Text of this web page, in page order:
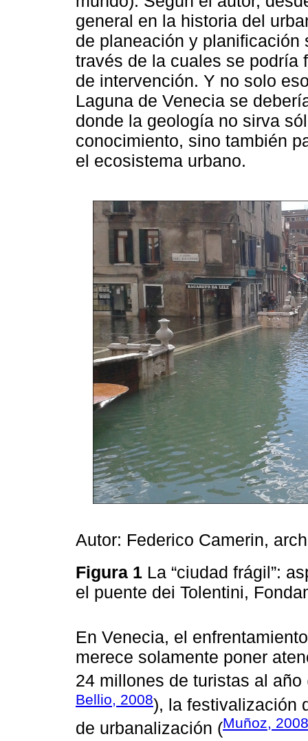
general en la historia del
de planeación y planificación
través de la cuales se podría
de intervención. Y no solo
Laguna de Venecia se
donde la geología no sirva
conocimiento, sino también
el ecosistema urbano.
Autor: Federico Camerin,
Figura 1 La “ciudad frágil”:
el puente dei Tolentini,
En Venecia, el
merece solamente poner
24 millones de turistas al
Bellio, 2008), la festivalización
de urbanalización (Muñoz, 2008